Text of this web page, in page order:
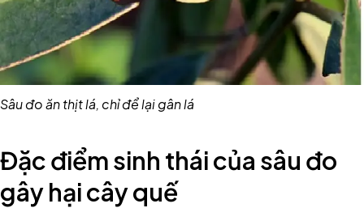
Sâu đo ăn thịt lá, chỉ để lại gân lá
Đặc điểm sinh thái của sâu đo
gây hại cây quế